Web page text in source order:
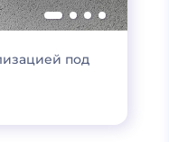
под